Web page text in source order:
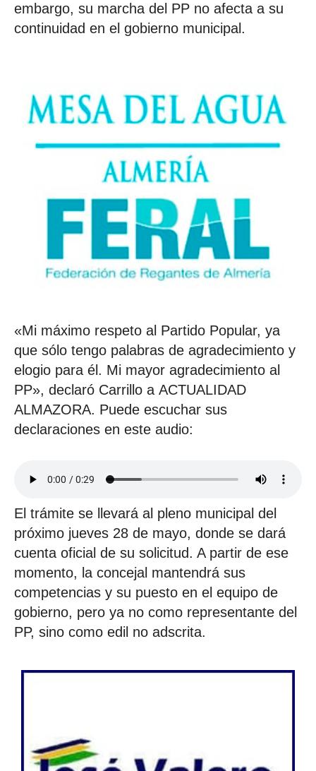
embargo, su marcha del PP no afecta a su
continuidad en el gobierno municipal.
«Mi máximo respeto al Partido Popular, ya
que sólo tengo palabras de agradecimiento y
elogio para él. Mi mayor agradecimiento al
PP», declaró Carrillo a ACTUALIDAD
ALMAZORA. Puede escuchar sus
declaraciones en este audio:
El trámite se llevará al pleno municipal del
próximo jueves 28 de mayo, donde se dará
cuenta oficial de su solicitud. A partir de ese
momento, la concejal mantendrá sus
competencias y su puesto en el equipo de
gobierno, pero ya no como representante del
PP, sino como edil no adscrita.